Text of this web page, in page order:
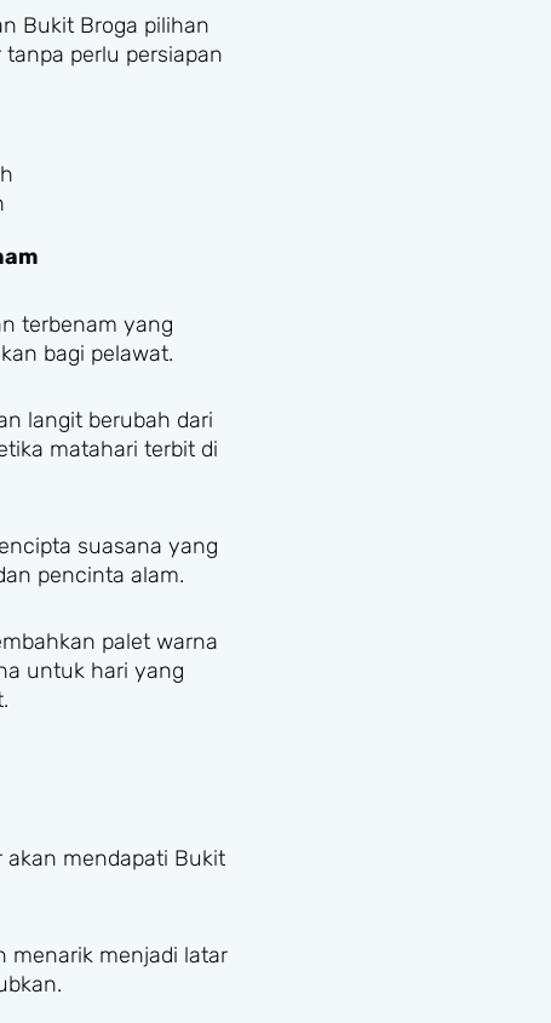
Bukit Broga pilihan
perlu persiapan
terbenam yang
bagi pelawat.
langit berubah dari
matahari terbit di
suasana yang
pencinta alam.
palet warna
untuk hari yang
mendapati Bukit
menarik menjadi latar